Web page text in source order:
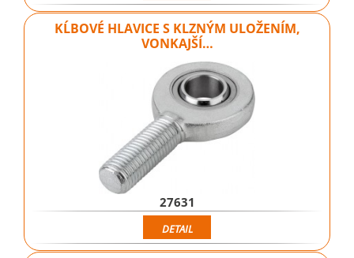
KĹBOVÉ HLAVICE S KLZNÝM ULOŽENÍM,
VONKAJŠÍ…
27631
DETAIL